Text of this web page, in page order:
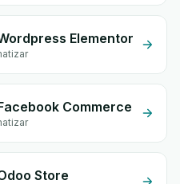
Elementor
Commerce
Store